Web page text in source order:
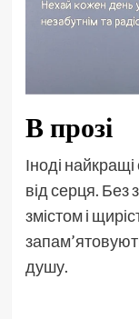
В прозі
Іноді
від серця. Без
змістом і
душу.